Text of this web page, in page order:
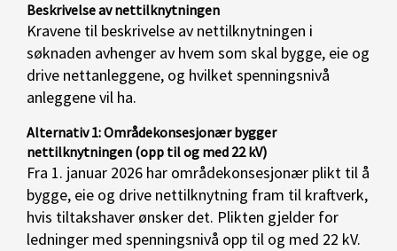
Beskrivelse av nettilknytningen
Kravene til beskrivelse av nettilknytningen i
søknaden avhenger av hvem som skal bygge, eie og
drive nettanleggene, og hvilket spenningsnivå
anleggene vil ha.
Alternativ 1: Områdekonsesjonær bygger
nettilknytningen (opp til og med 22 kV)
Fra 1. januar 2026 har områdekonsesjonær plikt til å
bygge, eie og drive nettilknytning fram til kraftverk,
hvis tiltakshaver ønsker det. Plikten gjelder for
ledninger med spenningsnivå opp til og med 22 kV.